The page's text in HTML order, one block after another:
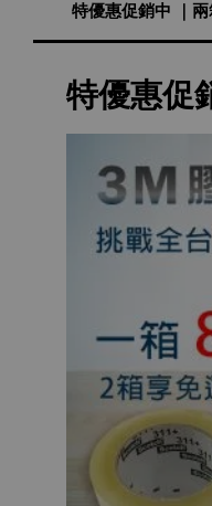
特優惠促銷中 ｜兩
特優惠促